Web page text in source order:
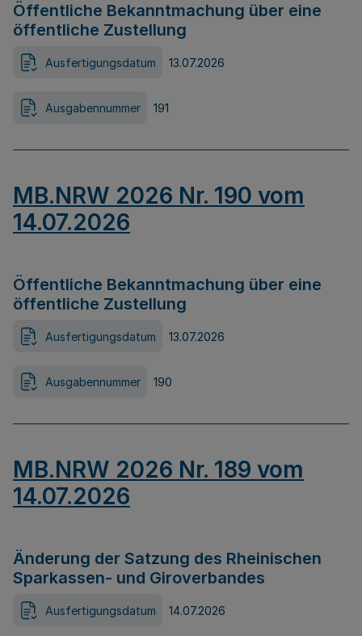
Öffentliche Bekanntmachung über eine
öffentliche Zustellung
Ausfertigungsdatum 13.07.2026
Ausgabennummer 191
MB.NRW 2026 Nr. 190 vom
14.07.2026
Öffentliche Bekanntmachung über eine
öffentliche Zustellung
Ausfertigungsdatum 13.07.2026
Ausgabennummer 190
MB.NRW 2026 Nr. 189 vom
14.07.2026
Änderung der Satzung des Rheinischen
Sparkassen- und Giroverbandes
Ausfertigungsdatum 14.07.2026